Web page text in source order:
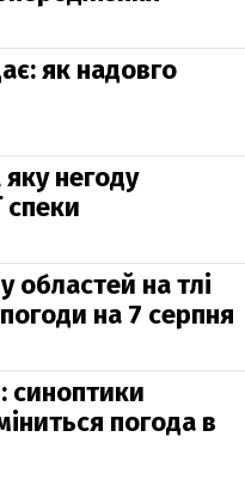
як надовго
негоду
спеки
областей на тлі
на 7 серпня
синоптики
погода в